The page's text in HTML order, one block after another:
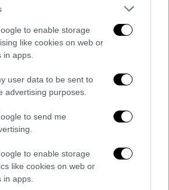
to enable storage
like cookies on web or
apps.
user data to be sent to
advertising purposes.
to send me
to enable storage
like cookies on web or
apps.
8 πυροσβέστες με 3